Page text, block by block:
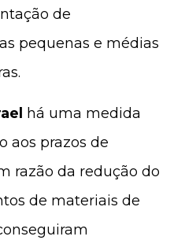
de
pequenas e médias
há uma medida
aos prazos de
razão da redução do
de materiais de